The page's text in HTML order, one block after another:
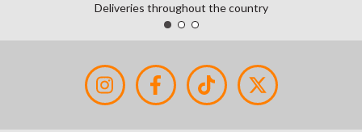
Deliveries throughout the country